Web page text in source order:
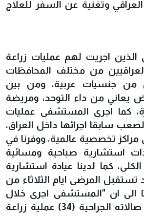
وتغنية عن السفر للعلاج
الذين اجريت لهم عمليات زراعة
من مختلف المحافظات
من جنسيات عربية، ومن بين
يعاني من داء التوحد، ومريضة
كما اجرى المستشفى عمليات
سابقا اجرائها داخل العراق،
تخصصية عالمية، ووفرنا في
استشارية صباحية ومسائية
كما لدينا عيادة استشارية
تستقبل المرضى ايام الثلاثاء من
الى ان "المستشفى اجرى خلال
العام (2024) في صالاته الجراحية (34) عملية زراعة